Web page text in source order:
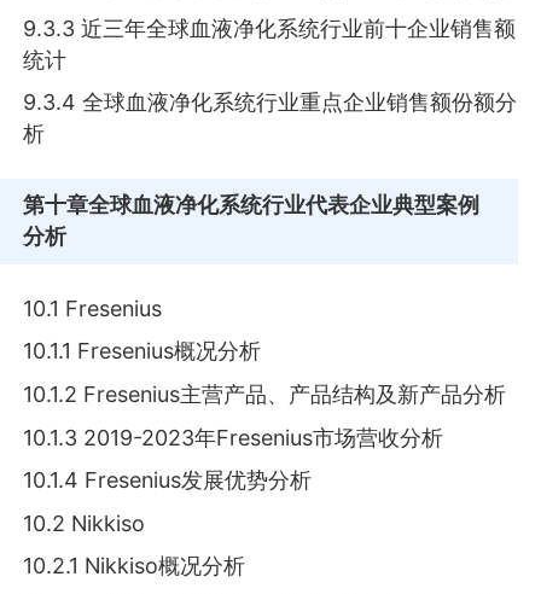
9.3.3 近三年全球血液净化系统行业前十企业销售额
统计
9.3.4 全球血液净化系统行业重点企业销售额份额分
析
第十章全球血液净化系统行业代表企业典型案例
分析
10.1 Fresenius
10.1.1 Fresenius概况分析
10.1.2 Fresenius主营产品、产品结构及新产品分析
10.1.3 2019-2023年Fresenius市场营收分析
10.1.4 Fresenius发展优势分析
10.2 Nikkiso
10.2.1 Nikkiso概况分析